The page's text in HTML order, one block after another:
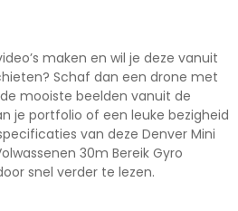
maken en wil je deze vanuit
Schaf dan een drone met
mooiste beelden vanuit de
je portfolio of een leuke bezigheid
van deze Denver Mini
30m Bereik Gyro
snel verder te lezen.